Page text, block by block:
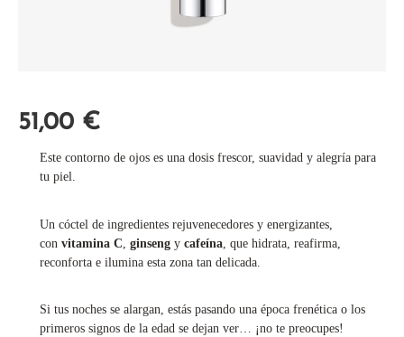
51,00 €
Este contorno de ojos es una dosis frescor, suavidad y alegría para
tu piel.
Un cóctel de ingredientes rejuvenecedores y energizantes,
con vitamina C ginseng y cafeína , que hidrata, reafirma,
reconforta e ilumina esta zona tan delicada.
Si tus noches se alargan, estás pasando una época frenética o los
primeros signos de la edad se dejan ver… ¡no te preocupes!